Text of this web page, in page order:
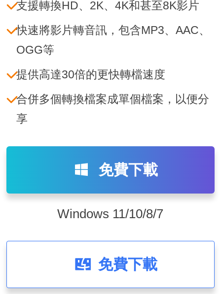
支援轉換HD、2K、4K和甚至8K影片
快速將影片轉音訊，包含MP3、AAC、
OGG等
提供高達30倍的更快轉檔速度
合併多個轉換檔案成單個檔案，以便分
享
免費下載
Windows 11/10/8/7
免費下載